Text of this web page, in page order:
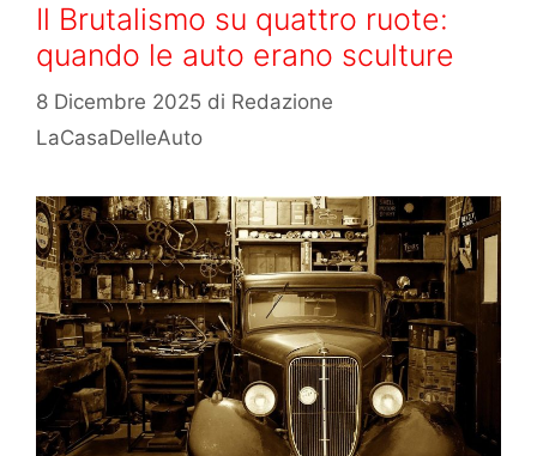
Il Brutalismo su quattro ruote:
quando le auto erano sculture
8 Dicembre 2025 di Redazione
LaCasaDelleAuto